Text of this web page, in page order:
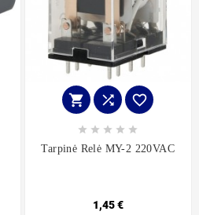
  
    
Tarpinė Relė MY-2 220VAC
1,45 €